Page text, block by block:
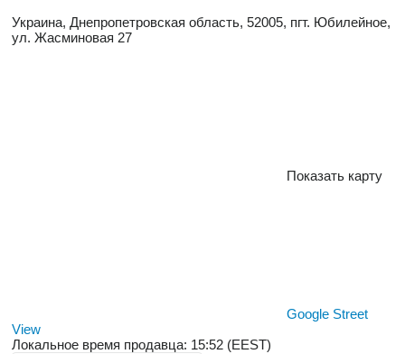
Украина, Днепропетровская область, 52005, пгт. Юбилейное,
ул. Жасминовая 27
Показать карту
Google Street
View
Локальное время продавца: 15:52 (EEST)